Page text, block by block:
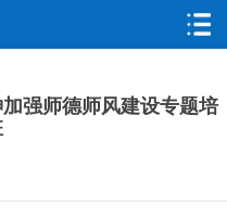
强师德师风建设专题培